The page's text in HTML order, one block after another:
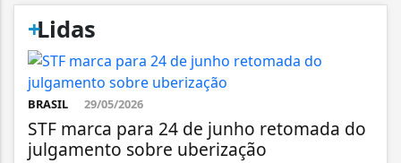
+
Lidas
BRASIL 29/05/2026
STF marca para 24 de junho retomada do
julgamento sobre uberização